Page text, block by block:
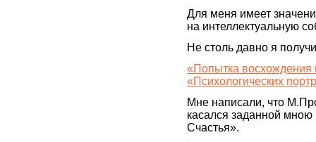
Для меня имеет
на интеллектуальную
Не столь давно я
«Попытка
«Психологических
Мне написали, что
касался заданной мною
Счастья».